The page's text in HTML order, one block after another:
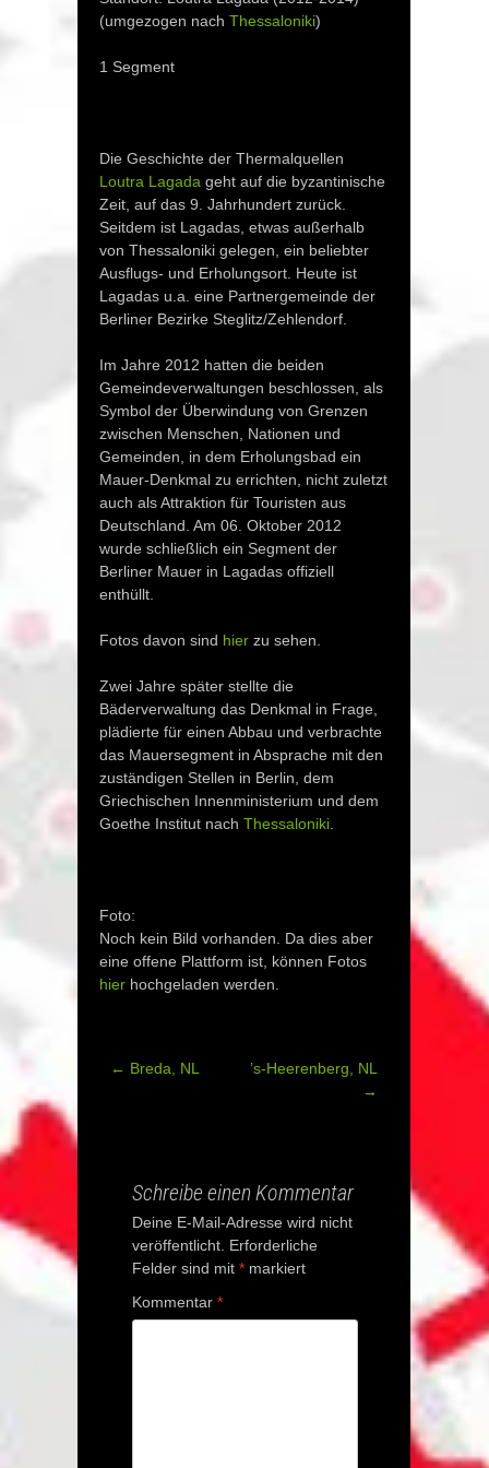
(umgezogen nach Thessaloniki)
1 Segment
Die Geschichte der Thermalquellen
Loutra Lagada geht auf die byzantinische
Zeit, auf das 9. Jahrhundert zurück.
Seitdem ist Lagadas, etwas außerhalb
von Thessaloniki gelegen, ein beliebter
Ausflugs- und Erholungsort. Heute ist
Lagadas u.a. eine Partnergemeinde der
Berliner Bezirke Steglitz/Zehlendorf.
Im Jahre 2012 hatten die beiden
Gemeindeverwaltungen beschlossen, als
Symbol der Überwindung von Grenzen
zwischen Menschen, Nationen und
Gemeinden, in dem Erholungsbad ein
Mauer-Denkmal zu errichten, nicht zuletzt
auch als Attraktion für Touristen aus
Deutschland. Am 06. Oktober 2012
wurde schließlich ein Segment der
Berliner Mauer in Lagadas offiziell
enthüllt.
Fotos davon sind hier zu sehen.
Zwei Jahre später stellte die
Bäderverwaltung das Denkmal in Frage,
plädierte für einen Abbau und verbrachte
das Mauersegment in Absprache mit den
zuständigen Stellen in Berlin, dem
Griechischen Innenministerium und dem
Goethe Institut nach Thessaloniki
Foto:
Noch kein Bild vorhanden. Da dies aber
eine offene Plattform ist, können Fotos
hier hochgeladen werden.
Post
← Breda, NL
’s-Heerenberg, NL
→
Schreibe einen Kommentar
Deine E-Mail-Adresse wird nicht
veröffentlicht. Erforderliche
Felder sind mit * markiert
Kommentar *